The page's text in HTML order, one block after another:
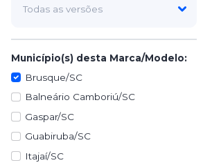
Município(s) desta Marca/Modelo:
Brusque/SC
Balneário Camboriú/SC
Gaspar/SC
Guabiruba/SC
Itajaí/SC